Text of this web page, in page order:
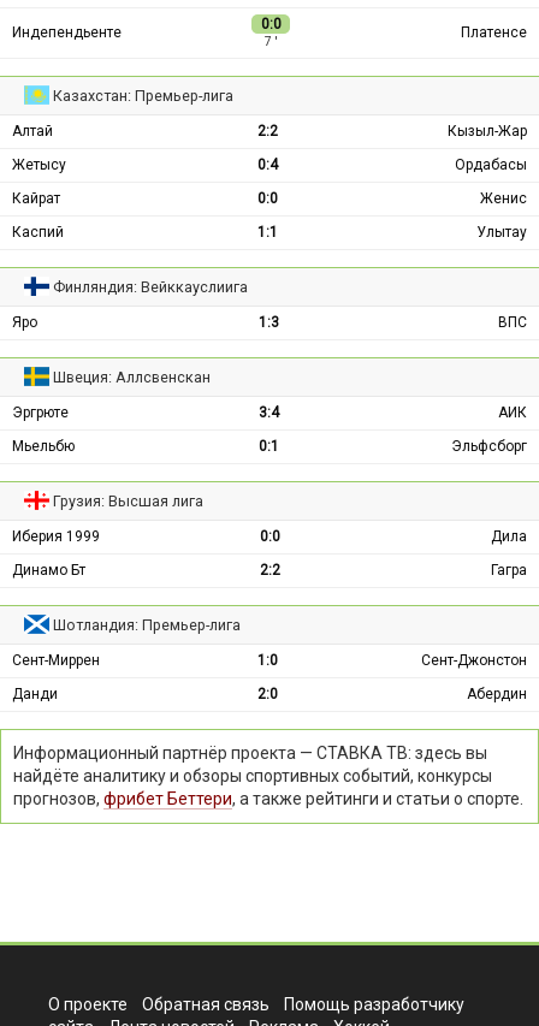
Индепендьенте 0:0
7 ′
Платенсе
Казахстан: Премьер-лига
Алтай 2:2
Кызыл-Жар
Жетысу
0:4
Ордабасы
Кайрат
0:0
Женис
Каспий
1:1 Улытау
Финляндия: Вейккауслиига
Яро 1:3 ВПС
Швеция: Аллсвенскан
Эргрюте 3:4
АИК
Мьельбю
0:1 Эльфсборг
Грузия: Высшая лига
Иберия 1999 0:0
Дила
Динамо Бт
2:2 Гагра
Шотландия: Премьер-лига
Сент-Миррен 1:0
Сент-Джонстон
Данди
2:0 Абердин
Информационный партнёр проекта — СТАВКА ТВ: здесь вы
найдёте аналитику и обзоры спортивных событий, конкурсы
прогнозов, фрибет Беттери, а также рейтинги и статьи о спорте.
О проекте Обратная связь
Помощь разработчику